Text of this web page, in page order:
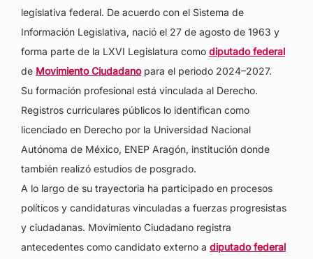
legislativa federal. De acuerdo con el Sistema de
Información Legislativa, nació el 27 de agosto de 1963 y
forma parte de la LXVI Legislatura como diputado federal
de Movimiento Ciudadanopara el periodo 2024–2027.
Su formación profesional está vinculada al Derecho.
Registros curriculares públicos lo identifican como
licenciado en Derecho por la Universidad Nacional
Autónoma de México, ENEP Aragón, institución donde
también realizó estudios de posgrado.
A lo largo de su trayectoria ha participado en procesos
políticos y candidaturas vinculadas a fuerzas progresistas
y ciudadanas. Movimiento Ciudadano registra
antecedentes como candidato externo a diputado federal